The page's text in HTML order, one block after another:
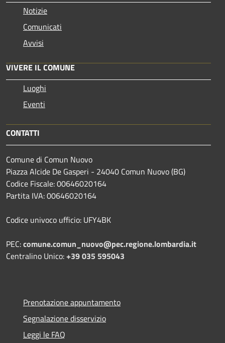
Notizie
Comunicati
Avvisi
VIVERE IL COMUNE
Luoghi
Eventi
CONTATTI
Comune di Comun Nuovo
Piazza Alcide De Gasperi - 24040 Comun Nuovo (BG)
Codice Fiscale: 00646020164
Partita IVA: 00646020164
Codice univoco ufficio: UFY4BK
PEC:comune.comun_nuovo@pec.regione.lombardia.it
Centralino Unico:+39 035 595043
Prenotazione appuntamento
Segnalazione disservizio
Leggi le FAQ